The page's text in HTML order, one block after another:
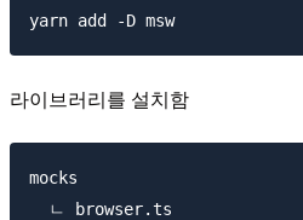
라이브러리를 설치함
mocks
  ㄴ browser.ts